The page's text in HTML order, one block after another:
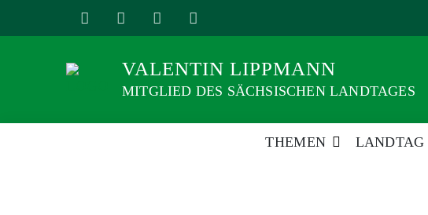
VALENTIN LIPPMANN
MITGLIED DES SÄCHSISCHEN LANDTAGES
THEMEN LANDTAG